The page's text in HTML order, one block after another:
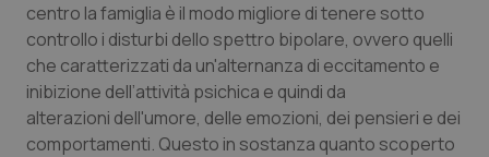
Professionisti Sanitari.AI
Abruzzo
Basilicata
QS Pro Gold
Artrite & artrosi
QS Club Newsletter
centro la famiglia è il modo migliore di tenere sotto
controllo i disturbi dello spettro bipolare, ovvero quelli
che caratterizzati da un'alternanza di eccitamento e
inibizione dell’attività psichica e quindi da
alterazioni dell'umore, delle emozioni, dei pensieri e dei
comportamenti. Questo in sostanza quanto scoperto